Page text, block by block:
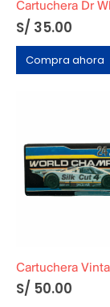
S/ 35.00
Compra ahora
S/ 50.00